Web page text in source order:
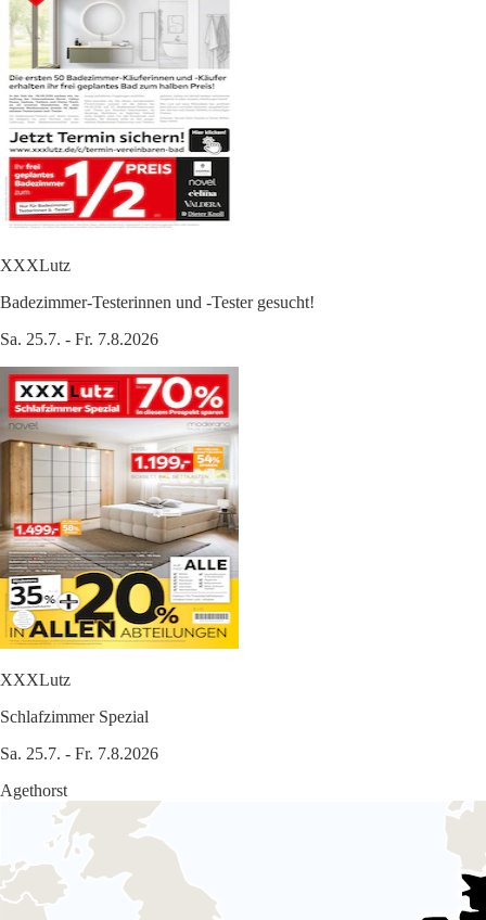
XXXLutz
Badezimmer-Testerinnen und -Tester gesucht!
Sa. 25.7. - Fr. 7.8.2026
XXXLutz
Schlafzimmer Spezial
Sa. 25.7. - Fr. 7.8.2026
Agethorst